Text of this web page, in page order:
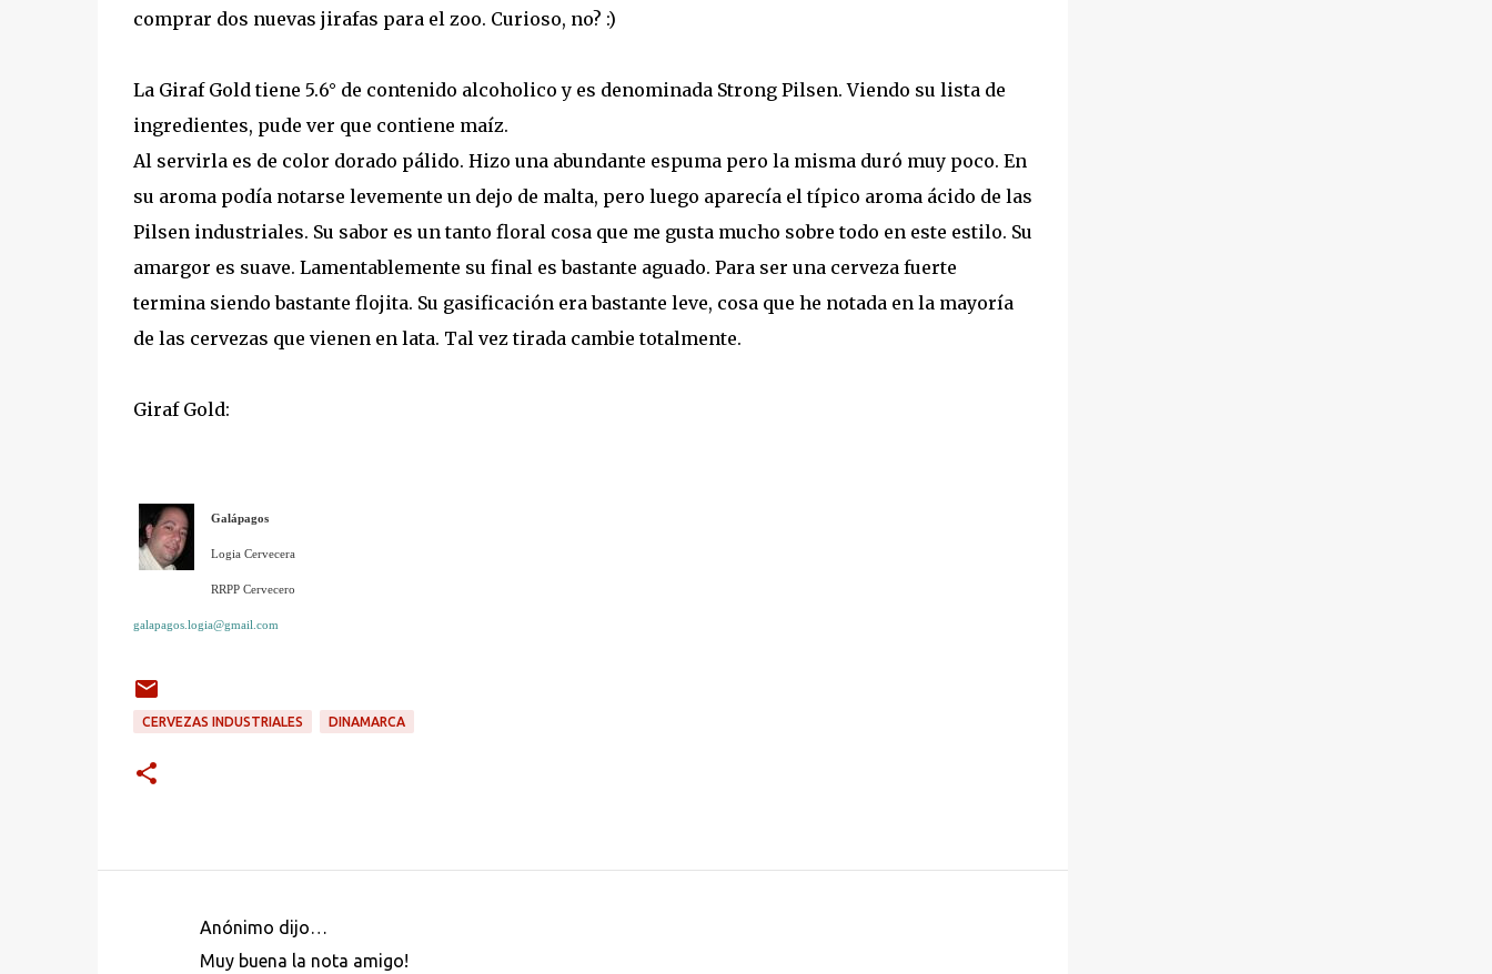
comprar dos nuevas jirafas para el zoo. Curioso, no? :)
La Giraf Gold tiene 5.6° de contenido alcoholico y es denominada Strong Pilsen. Viendo su lista de
ingredientes, pude ver que contiene maíz.
Al servirla es de color dorado pálido. Hizo una abundante espuma pero la misma duró muy poco. En
su aroma podía notarse levemente un dejo de malta, pero luego aparecía el típico aroma ácido de las
Pilsen industriales. Su sabor es un tanto floral cosa que me gusta mucho sobre todo en este estilo. Su
amargor es suave. Lamentablemente su final es bastante aguado. Para ser una cerveza fuerte
termina siendo bastante flojita. Su gasificación era bastante leve, cosa que he notada en la mayoría
de las cervezas que vienen en lata. Tal vez tirada cambie totalmente.
Giraf Gold:
Galápagos
Logia Cervecera
RRPP Cervecero
galapagos.logia@gmail.com
CERVEZAS INDUSTRIALES DINAMARCA
Anónimo dijo…
Muy buena la nota amigo!